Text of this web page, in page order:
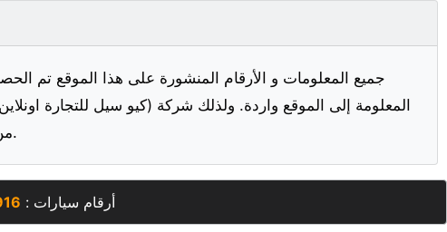
جميع المعلومات و الأرقام المنشورة على هذا الموقع تم
المعلومة إلى الموقع واردة. ولذلك شركة (كيو سيل للتجارة
من الأغراض المعلنة شخصيا والقيام بالفحص قبل الشراء.
أرقام سيارات :